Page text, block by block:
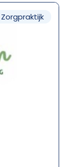
Zorgpraktijk